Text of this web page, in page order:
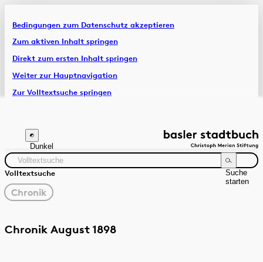
Bedingungen zum Datenschutz akzeptieren
Zum aktiven Inhalt springen
Direkt zum ersten Inhalt springen
Weiter zur Hauptnavigation
Zur Volltextsuche springen
Artikel & Dossiers
Chronik
Dunkel
Volltextsuche
Suche
starten
gewählter
Filter
Chronik
Quelle Zeitraum
Chronik August 1898